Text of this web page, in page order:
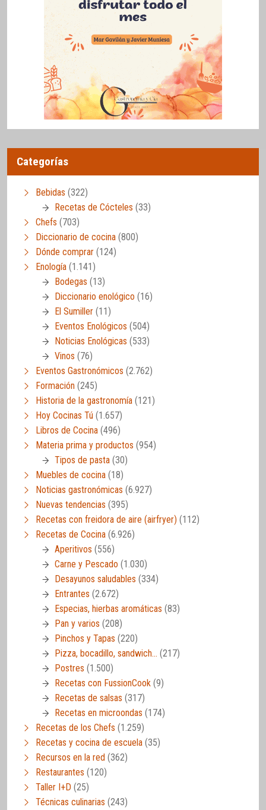
Categorías
Bebidas (322)
Recetas de Cócteles (33)
Chefs (703)
Diccionario de cocina (800)
Dónde comprar (124)
Enología (1.141)
Bodegas (13)
Diccionario enológico (16)
El Sumiller (11)
Eventos Enológicos (504)
Noticias Enológicas (533)
Vinos (76)
Eventos Gastronómicos (2.762)
Formación (245)
Historia de la gastronomía (121)
Hoy Cocinas Tú (1.657)
Libros de Cocina (496)
Materia prima y productos (954)
Tipos de pasta (30)
Muebles de cocina (18)
Noticias gastronómicas (6.927)
Nuevas tendencias (395)
Recetas con freidora de aire (airfryer) (112)
Recetas de Cocina (6.926)
Aperitivos (556)
Carne y Pescado (1.030)
Desayunos saludables (334)
Entrantes (2.672)
Especias, hierbas aromáticas (83)
Pan y varios (208)
Pinchos y Tapas (220)
Pizza, bocadillo, sandwich… (217)
Postres (1.500)
Recetas con FussionCook (9)
Recetas de salsas (317)
Recetas en microondas (174)
Recetas de los Chefs (1.259)
Recetas y cocina de escuela (35)
Recursos en la red (362)
Restaurantes (120)
Taller I+D (25)
Técnicas culinarias (243)